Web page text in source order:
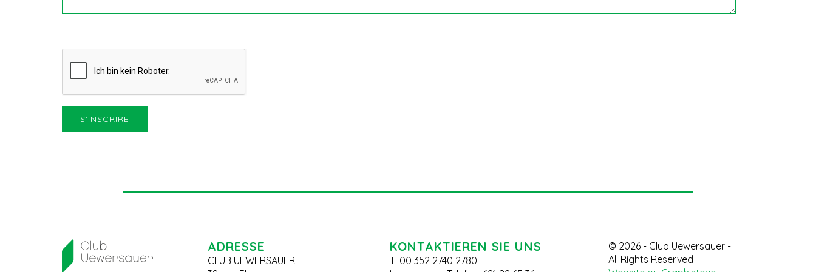
ADRESSE
CLUB UEWERSAUER
KONTAKTIEREN SIE UNS
T: 00 352 2740 2780
© 2026 - Club Uewersauer -
All Rights Reserved